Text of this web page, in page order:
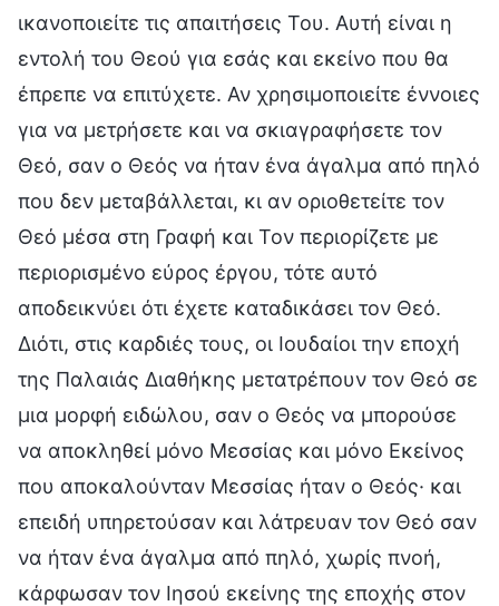
ικανοποιείτε τις απαιτήσεις Του. Αυτή είναι η
εντολή του Θεού για εσάς και εκείνο που θα
έπρεπε να επιτύχετε. Αν χρησιμοποιείτε έννοιες
για να μετρήσετε και να σκιαγραφήσετε τον
Θεό, σαν ο Θεός να ήταν ένα άγαλμα από πηλό
που δεν μεταβάλλεται, κι αν οριοθετείτε τον
Θεό μέσα στη Γραφή και Τον περιορίζετε με
περιορισμένο εύρος έργου, τότε αυτό
αποδεικνύει ότι έχετε καταδικάσει τον Θεό.
Διότι, στις καρδιές τους, οι Ιουδαίοι την εποχή
της Παλαιάς Διαθήκης μετατρέπουν τον Θεό σε
μια μορφή ειδώλου, σαν ο Θεός να μπορούσε
να αποκληθεί μόνο Μεσσίας και μόνο Εκείνος
που αποκαλούνταν Μεσσίας ήταν ο Θεός· και
επειδή υπηρετούσαν και λάτρευαν τον Θεό σαν
να ήταν ένα άγαλμα από πηλό, χωρίς πνοή,
κάρφωσαν τον Ιησού εκείνης της εποχής στον